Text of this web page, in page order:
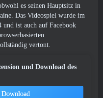
es seinen Hauptsitz in
Das Videospiel wurde im
ist auch auf Facebook
vertont.
und Download des